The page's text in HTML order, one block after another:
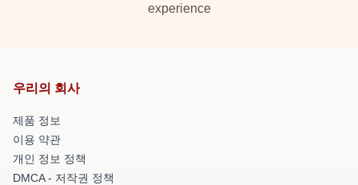
experience
우리의 회사
제품 정보
이용 약관
개인 정보 정책
DMCA - 저작권 정책